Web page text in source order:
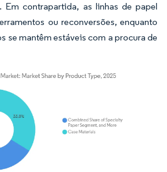
Em contrapartida, as linhas de papel
ou reconversões, enquanto
se mantêm estáveis com a procura de